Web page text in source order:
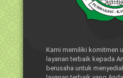
Kami memiliki komitmen
layanan terbaik kepada
berusaha untuk